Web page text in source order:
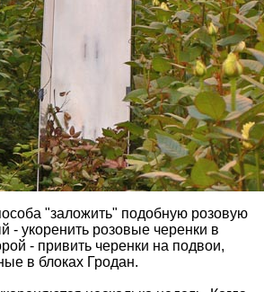
"заложить" подобную розовую
- укоренить розовые черенки в
- привить черенки на подвои,
в блоках Гродан.